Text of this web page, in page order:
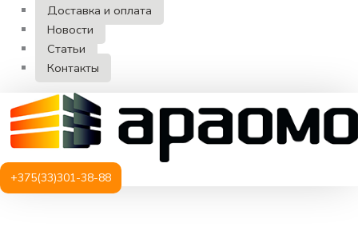
Доставка и оплата
Новости
Статьи
Контакты
+375(33)301-38-88